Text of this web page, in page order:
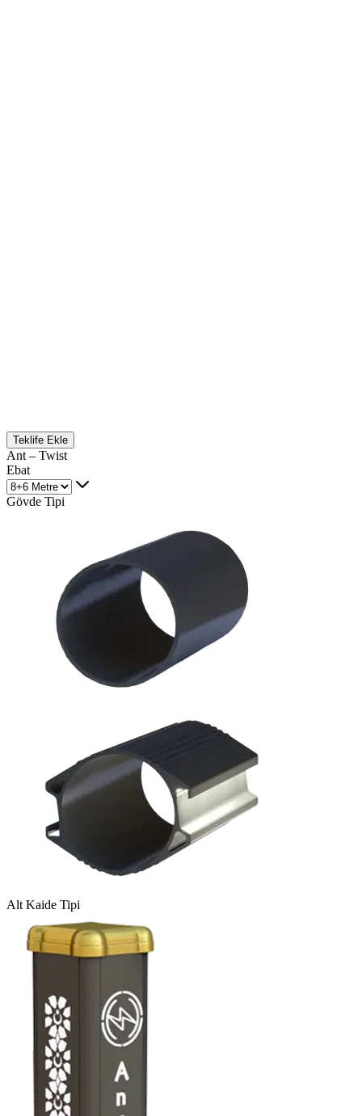
Teklife Ekle
Ant – Twist
Ebat
Gövde Tipi
Alt Kaide Tipi